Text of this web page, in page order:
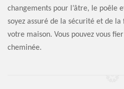
changements pour l’âtre, le poêle
soyez assuré de la sécurité et de
votre maison. Vous pouvez vous
cheminée.